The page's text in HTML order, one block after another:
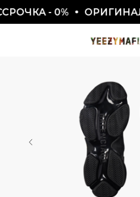
- 0% ОРИГИНАЛ
СКИДКА 7777₽ ПО ПРОМОКОДУ